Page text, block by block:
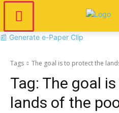
📰 Generate e-Paper Clip
Tags The goal is to protect the
Tag: The goal
lands of the